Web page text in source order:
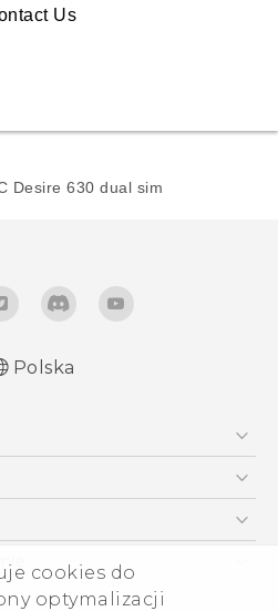
cookies do
optymalizacji
Us
Desire 630 dual sim‎
bezpieczeństwa i
User manual
Polska